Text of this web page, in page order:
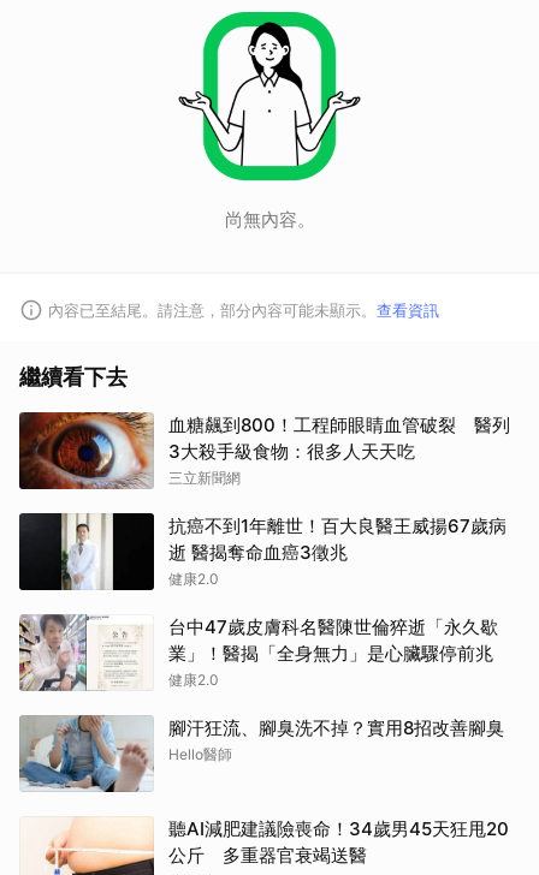
尚無內容。
內容已至結尾。請注意，部分內容可能未顯示。 查看資訊
繼續看下去
血糖飆到800！工程師眼睛血管破裂 醫列
3大殺手級食物：很多人天天吃
三立新聞網
抗癌不到1年離世！百大良醫王威揚67歲病
逝 醫揭奪命血癌3徵兆
健康2.0
台中47歲皮膚科名醫陳世倫猝逝「永久歇
業」！醫揭「全身無力」是心臟驟停前兆
健康2.0
腳汗狂流、腳臭洗不掉？實用8招改善腳臭
Hello醫師
聽AI減肥建議險喪命！34歲男45天狂甩20
公斤 多重器官衰竭送醫